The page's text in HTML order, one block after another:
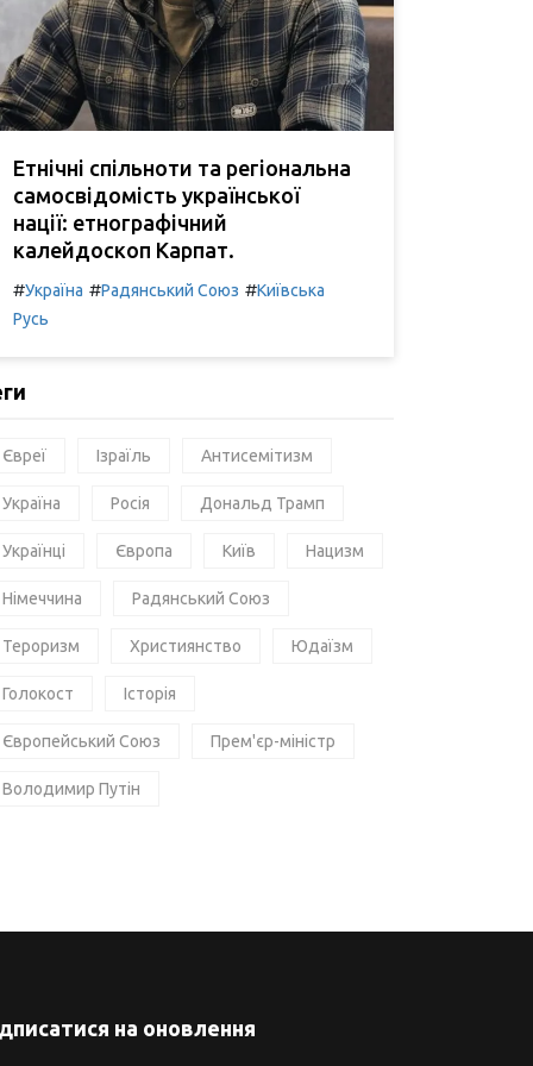
Етнічні спільноти та регіональна
самосвідомість української
нації: етнографічний
калейдоскоп Карпат.
#Україна #Радянський Союз #Київська
Русь
Євреї Ізраїль Антисемітизм
Україна Росія Дональд Трамп
Українці Європа Київ Нацизм
Німеччина Радянський Союз
Тероризм Християнство Юдаїзм
Голокост Історія
Європейський Союз Прем'єр-міністр
Володимир Путін
на оновлення